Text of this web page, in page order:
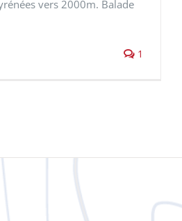
vers 2000m. Balade
1